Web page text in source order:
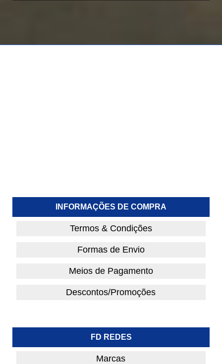
INFORMAÇÕES DE COMPRA
Termos & Condições
Formas de Envio
Meios de Pagamento
Descontos/Promoções
FD REDES
Marcas